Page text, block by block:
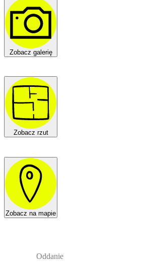
Zobacz galerię
Zobacz rzut
Zobacz na mapie
Oddanie